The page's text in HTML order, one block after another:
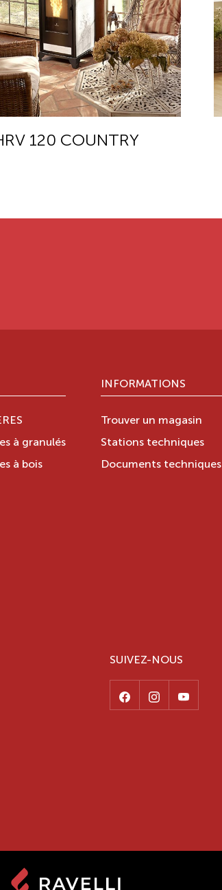
120 COUNTRY
à granulés
à bois
INFORMATIONS
Trouver un magasin
Stations techniques
Documents techniques
SUIVEZ-NOUS